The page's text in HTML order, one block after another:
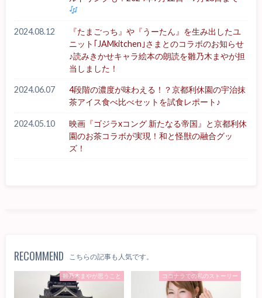
2024.08.12
『たまごっち』や『うーたん』を生み出したユ
ニット｢JAMkitchen｣さまとのコラボのお知らせ
♪読みきかせキャラ絵本の朗読を雛乃木まやが担
当しました！
2024.06.07
4段階の濃度が味わえる！？京都利休園の宇治抹
茶アイス食べ比べセットを試食レポート♪
2024.05.10
映画『ゴジラxコング 新たなる帝国』と京都利休
園のお茶コラボが実現！和と怪獣の融合グッ
ズ！
RECOMMEND こちらの記事も人気です。
雛乃木まやが思うこと ココナラでの私のストーリー